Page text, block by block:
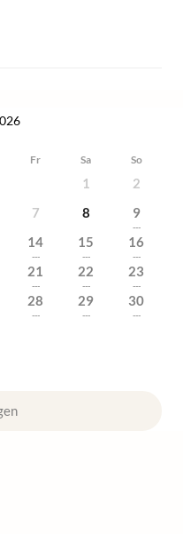
Fr Sa So
1
2
7 8 9
---
14
---
15
---
16
---
21
---
22
---
23
---
28
---
29
---
30
---